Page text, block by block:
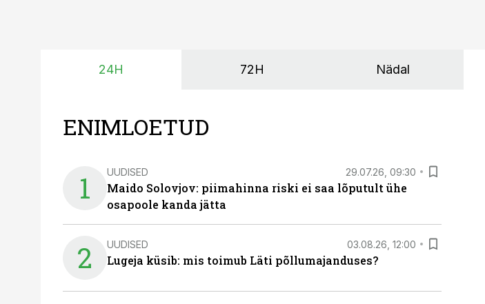
24H 72H Nädal
ENIMLOETUD
1 UUDISED 29.07.26, 09:30
Maido Solovjov: piimahinna riski ei saa lõputult ühe
osapoole kanda jätta
2 UUDISED 03.08.26, 12:00
Lugeja küsib: mis toimub Läti põllumajanduses?